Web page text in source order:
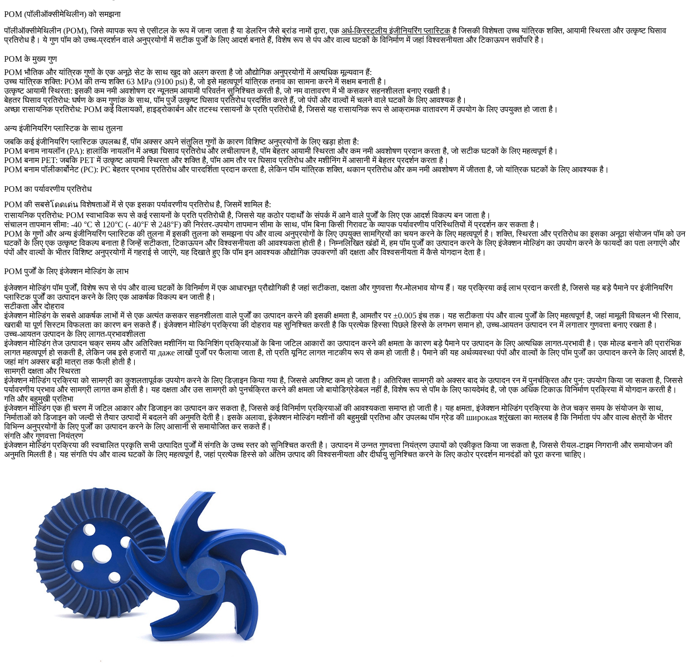
POM (पॉलीऑक्सीमेथिलीन) को समझना
पॉलीऑक्सीमेथिलीन (POM), जिसे व्यापक रूप से एसीटल के रूप में जाना जाता है या डेलरिन जैसे ब्रांड नामों द्वारा, एकअर्ध-क्रिस्टलीय इंजीनियरिंग प्लास्टिकहै जिसकी विशेषता उच्च यांत्रिक शक्ति, आयामी स्थिरता और उत्कृष्ट घिसाव
प्रतिरोध है। ये गुण पॉम को उच्च-प्रदर्शन वाले अनुप्रयोगों में सटीक पुर्जों के लिए आदर्श बनाते हैं, विशेष रूप से पंप और वाल्व घटकों के विनिर्माण में जहां विश्वसनीयता और टिकाऊपन सर्वोपरि है।
POM के मुख्य गुण
POM भौतिक और यांत्रिक गुणों के एक अनूठे सेट के साथ खुद को अलग करता है जो औद्योगिक अनुप्रयोगों में अत्यधिक मूल्यवान हैं:
उच्च यांत्रिक शक्ति: POM की तन्य शक्ति 63 MPa (9100 psi) है, जो इसे महत्वपूर्ण यांत्रिक तनाव का सामना करने में सक्षम बनाती है।
उत्कृष्ट आयामी स्थिरता: इसकी कम नमी अवशोषण दर न्यूनतम आयामी परिवर्तन सुनिश्चित करती है, जो नम वातावरण में भी कसकर सहनशीलता बनाए रखती है।
बेहतर घिसाव प्रतिरोध: घर्षण के कम गुणांक के साथ, पॉम पुर्जे उत्कृष्ट घिसाव प्रतिरोध प्रदर्शित करते हैं, जो पंपों और वाल्वों में चलने वाले घटकों के लिए आवश्यक है।
अच्छा रासायनिक प्रतिरोध: POM कई विलायकों, हाइड्रोकार्बन और तटस्थ रसायनों के प्रति प्रतिरोधी है, जिससे यह रासायनिक रूप से आक्रामक वातावरण में उपयोग के लिए उपयुक्त हो जाता है।
अन्य इंजीनियरिंग प्लास्टिक के साथ तुलना
जबकि कई इंजीनियरिंग प्लास्टिक उपलब्ध हैं, पॉम अक्सर अपने संतुलित गुणों के कारण विशिष्ट अनुप्रयोगों के लिए खड़ा होता है:
POM बनामनायलॉन (PA): हालांकि नायलॉन में अच्छा घिसाव प्रतिरोध और लचीलापन है, पॉम बेहतर आयामी स्थिरता और कम नमी अवशोषण प्रदान करता है, जो सटीक घटकों के लिए महत्वपूर्ण है।
POM बनामPET: जबकि PET में उत्कृष्ट आयामी स्थिरता और शक्ति है, पॉम आम तौर पर घिसाव प्रतिरोध और मशीनिंग में आसानी में बेहतर प्रदर्शन करता है।
POM बनामपॉलीकार्बोनेट (PC): PC बेहतर प्रभाव प्रतिरोध और पारदर्शिता प्रदान करता है, लेकिन पॉम यांत्रिक शक्ति, थकान प्रतिरोध और कम नमी अवशोषण में जीतता है, जो यांत्रिक घटकों के लिए आवश्यक है।
POM का पर्यावरणीय प्रतिरोध
POM की सबसेโดดเด่น विशेषताओं में से एक इसका पर्यावरणीय प्रतिरोध है, जिसमें शामिल है:
रासायनिक प्रतिरोध: POM स्वाभाविक रूप से कई रसायनों के प्रति प्रतिरोधी है, जिससे यह कठोर पदार्थों के संपर्क में आने वाले पुर्जों के लिए एक आदर्श विकल्प बन जाता है।
संचालन तापमान सीमा: -40 °C से 120°C (- 40°F से 248°F) की निरंतर-उपयोग तापमान सीमा के साथ, पॉम बिना किसी गिरावट के व्यापक पर्यावरणीय परिस्थितियों में प्रदर्शन कर सकता है।
POM के गुणों और अन्य इंजीनियरिंग प्लास्टिक की तुलना में इसकी तुलना को समझना पंप और वाल्व अनुप्रयोगों के लिए उपयुक्त सामग्रियों का चयन करने के लिए महत्वपूर्ण है। शक्ति, स्थिरता और प्रतिरोध का इसका अनूठा संयोजन पॉम को उन
घटकों के लिए एक उत्कृष्ट विकल्प बनाता है जिन्हें सटीकता, टिकाऊपन और विश्वसनीयता की आवश्यकता होती है। निम्नलिखित खंडों में, हम पॉम पुर्जों का उत्पादन करने के लिए इंजेक्शन मोल्डिंग का उपयोग करने के फायदों का पता लगाएंगे और
पंपों और वाल्वों के भीतर विशिष्ट अनुप्रयोगों में गहराई से जाएंगे, यह दिखाते हुए कि पॉम इन आवश्यक औद्योगिक उपकरणों की दक्षता और विश्वसनीयता में कैसे योगदान देता है।
POM पुर्जों के लिए इंजेक्शन मोल्डिंग के लाभ
इंजेक्शन मोल्डिंग पॉम पुर्जों, विशेष रूप से पंप और वाल्व घटकों के विनिर्माण में एक आधारभूत प्रौद्योगिकी है जहां सटीकता, दक्षता और गुणवत्ता गैर-मोलभाव योग्य हैं। यह प्रक्रिया कई लाभ प्रदान करती है, जिससे यह बड़े पैमाने पर इंजीनियरिंग
प्लास्टिक पुर्जों का उत्पादन करने के लिए एक आकर्षक विकल्प बन जाती है।
सटीकता और दोहराव
इंजेक्शन मोल्डिंग के सबसे आकर्षक लाभों में से एक अत्यंत कसकर सहनशीलता वाले पुर्जों का उत्पादन करने की इसकी क्षमता है, आमतौर पर ±0.005 इंच तक। यह सटीकता पंप और वाल्व पुर्जों के लिए महत्वपूर्ण है, जहां मामूली विचलन भी रिसाव,
खराबी या पूर्ण सिस्टम विफलता का कारण बन सकते हैं। इंजेक्शन मोल्डिंग प्रक्रिया की दोहराव यह सुनिश्चित करती है कि प्रत्येक हिस्सा पिछले हिस्से के लगभग समान हो, उच्च-आयतन उत्पादन रन में लगातार गुणवत्ता बनाए रखता है।
उच्च-आयतन उत्पादन के लिए लागत-प्रभावशीलता
इंजेक्शन मोल्डिंग तेज उत्पादन चक्र समय और अतिरिक्त मशीनिंग या फिनिशिंग प्रक्रियाओं के बिना जटिल आकारों का उत्पादन करने की क्षमता के कारण बड़े पैमाने पर उत्पादन के लिए अत्यधिक लागत-प्रभावी है। एक मोल्ड बनाने की प्रारंभिक
लागत महत्वपूर्ण हो सकती है, लेकिन जब इसे हजारों या даже लाखों पुर्जों पर फैलाया जाता है, तो प्रति यूनिट लागत नाटकीय रूप से कम हो जाती है। पैमाने की यह अर्थव्यवस्था पंपों और वाल्वों के लिए पॉम पुर्जों का उत्पादन करने के लिए आदर्श है,
जहां मांग अक्सर बड़ी मात्रा तक फैली होती है।
सामग्री दक्षता और स्थिरता
इंजेक्शन मोल्डिंग प्रक्रिया को सामग्री का कुशलतापूर्वक उपयोग करने के लिए डिज़ाइन किया गया है, जिससे अपशिष्ट कम हो जाता है। अतिरिक्त सामग्री को अक्सर बाद के उत्पादन रन में पुनर्चक्रित और पुन: उपयोग किया जा सकता है, जिससे
पर्यावरणीय प्रभाव और सामग्री लागत कम होती है। यह दक्षता और उस सामग्री को पुनर्चक्रित करने की क्षमता जो बायोडिग्रेडेबल नहीं है, विशेष रूप से पॉम के लिए फायदेमंद है, जो एक अधिक टिकाऊ विनिर्माण प्रक्रिया में योगदान करती है।
गति और बहुमुखी प्रतिभा
इंजेक्शन मोल्डिंग एक ही चरण में जटिल आकार और डिजाइन का उत्पादन कर सकता है, जिससे कई विनिर्माण प्रक्रियाओं की आवश्यकता समाप्त हो जाती है। यह क्षमता, इंजेक्शन मोल्डिंग प्रक्रिया के तेज चक्र समय के संयोजन के साथ,
निर्माताओं को डिजाइन को जल्दी से तैयार उत्पादों में बदलने की अनुमति देती है। इसके अलावा, इंजेक्शन मोल्डिंग मशीनों की बहुमुखी प्रतिभा और उपलब्ध पॉम ग्रेड की широкая श्रृंखला का मतलब है कि निर्माता पंप और वाल्व क्षेत्रों के भीतर
विभिन्न अनुप्रयोगों के लिए पुर्जों का उत्पादन करने के लिए आसानी से समायोजित कर सकते हैं।
संगति और गुणवत्ता नियंत्रण
इंजेक्शन मोल्डिंग प्रक्रिया की स्वचालित प्रकृति सभी उत्पादित पुर्जों में संगति के उच्च स्तर को सुनिश्चित करती है। उत्पादन में उन्नत गुणवत्ता नियंत्रण उपायों को एकीकृत किया जा सकता है, जिससे रीयल-टाइम निगरानी और समायोजन की
अनुमति मिलती है। यह संगति पंप और वाल्व घटकों के लिए महत्वपूर्ण है, जहां प्रत्येक हिस्से को अंतिम उत्पाद की विश्वसनीयता और दीर्घायु सुनिश्चित करने के लिए कठोर प्रदर्शन मानदंडों को पूरा करना चाहिए।